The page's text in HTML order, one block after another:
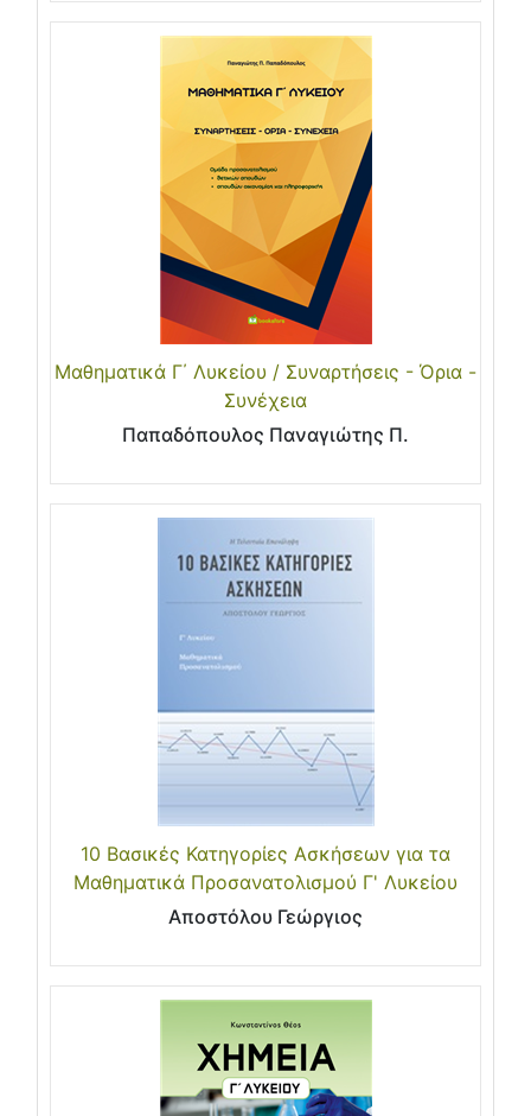
Μαθηματικά Γ΄ Λυκείου / Συναρτήσεις - Όρια -
Συνέχεια
Παπαδόπουλος Παναγιώτης Π.
10 Βασικές Κατηγορίες Ασκήσεων για τα
Μαθηματικά Προσανατολισμού Γ' Λυκείου
Αποστόλου Γεώργιος